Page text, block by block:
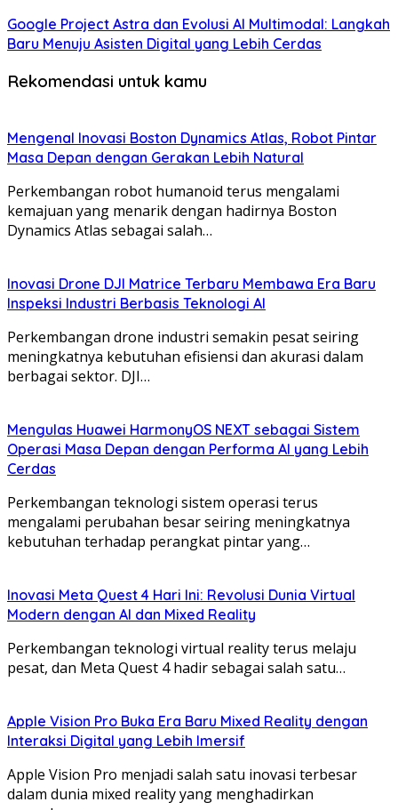
Google Project Astra dan Evolusi AI Multimodal: Langkah
Baru Menuju Asisten Digital yang Lebih Cerdas
Rekomendasi untuk kamu
Mengenal Inovasi Boston Dynamics Atlas, Robot Pintar
Masa Depan dengan Gerakan Lebih Natural
Perkembangan robot humanoid terus mengalami
kemajuan yang menarik dengan hadirnya Boston
Dynamics Atlas sebagai salah…
Inovasi Drone DJI Matrice Terbaru Membawa Era Baru
Inspeksi Industri Berbasis Teknologi AI
Perkembangan drone industri semakin pesat seiring
meningkatnya kebutuhan efisiensi dan akurasi dalam
berbagai sektor. DJI…
Mengulas Huawei HarmonyOS NEXT sebagai Sistem
Operasi Masa Depan dengan Performa AI yang Lebih
Cerdas
Perkembangan teknologi sistem operasi terus
mengalami perubahan besar seiring meningkatnya
kebutuhan terhadap perangkat pintar yang…
Inovasi Meta Quest 4 Hari Ini: Revolusi Dunia Virtual
Modern dengan AI dan Mixed Reality
Perkembangan teknologi virtual reality terus melaju
pesat, dan Meta Quest 4 hadir sebagai salah satu…
Apple Vision Pro Buka Era Baru Mixed Reality dengan
Interaksi Digital yang Lebih Imersif
Apple Vision Pro menjadi salah satu inovasi terbesar
dalam dunia mixed reality yang menghadirkan